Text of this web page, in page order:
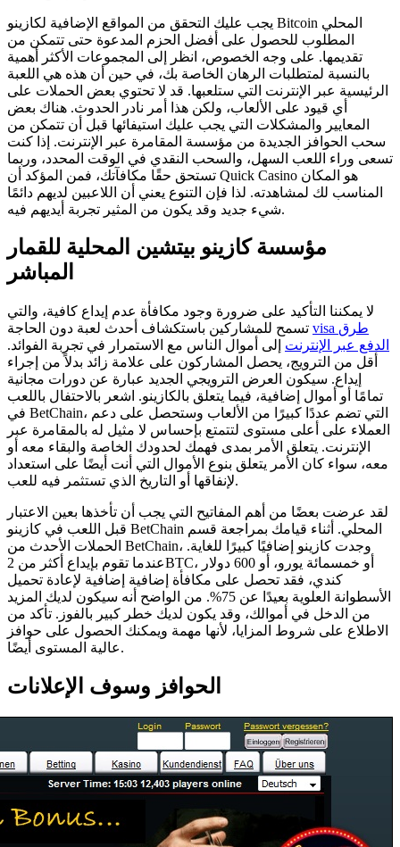
يجب عليك التحقق من المواقع الإضافية لكازينو Bitcoin المحلي
المطلوب للحصول على أفضل الحزم المدعوة حتى تتمكن من
تقديمها. على وجه الخصوص، انظر إلى المجموعات الأكثر أهمية
بالنسبة لمتطلبات الرهان الخاصة بك، في حين أن هذه هي اللعبة
الرئيسية عبر الإنترنت التي ستلعبها. قد لا تحتوي بعض الحملات على
أي قيود على الألعاب، ولكن هذا أمر نادر الحدوث. هناك بعض
المعايير والمشكلات التي يجب عليك استيفائها قبل أن تتمكن من
سحب الحوافز الجديدة من مؤسسة المقامرة عبر الإنترنت. إذا كنت
تسعى وراء اللعب السهل، والسحب النقدي في الوقت المحدد، وربما
تستحق حقًا مكافآتك، فمن المؤكد أن Quick Casino هو المكان
المناسب لك لمشاهدته. لذا فإن التنوع يعني أن اللاعبين لديهم دائمًا
شيء جديد وقد يكون من المثير تجربة أيديهم فيه.
مؤسسة كازينو بيتشين المحلية للقمار
المباشر
لا يمكننا التأكيد على ضرورة وجود مكافأة عدم إيداع كافية، والتي
visa طرق
الدفع عبر الإنترنت إلى أموال الناس مع الاستمرار في تجربة الفوائد.
أقل من الترويج، يحصل المشاركون على علامة زائد بدلاً من إجراء
إيداع. سيكون العرض الترويجي الجديد عبارة عن دورات مجانية
تمامًا أو أموال إضافية، فيما يتعلق بالكازينو. اشعر بالاحتفال باللعب
في BetChain، التي تضم عددًا كبيرًا من الألعاب وستحصل على دعم
العملاء على أعلى مستوى لتتمتع بإحساس لا مثيل له بالمقامرة عبر
الإنترنت. يتعلق الأمر بمدى فهمك لحدودك الخاصة والبقاء معه أو
معه، سواء كان الأمر يتعلق بنوع الأموال التي أنت أيضًا على استعداد
لإنفاقها أو التاريخ الذي تستثمر فيه للعب.
لقد عرضت بعضًا من أهم المفاتيح التي يجب أن تأخذها بعين الاعتبار
قبل اللعب في كازينو BetChain المحلي. أثناء قيامك بمراجعة قسم
الحملات الأحدث من BetChain، وجدت كازينو إضافيًا كبيرًا للغاية.
عندما تقوم بإيداع أكثر من 2BTC، أو خمسمائة يورو، أو 600 دولار
كندي، فقد تحصل على مكافأة إضافية إضافية لإعادة تحميل
الأسطوانة العلوية بعيدًا عن 75%. من الواضح أنه سيكون لديك المزيد
من الدخل في أموالك، وقد يكون لديك خطر كبير بالفوز. تأكد من
الاطلاع على شروط المزايا، لأنها مهمة ويمكنك الحصول على حوافز
عالية المستوى أيضًا.
الحوافز وسوف الإعلانات